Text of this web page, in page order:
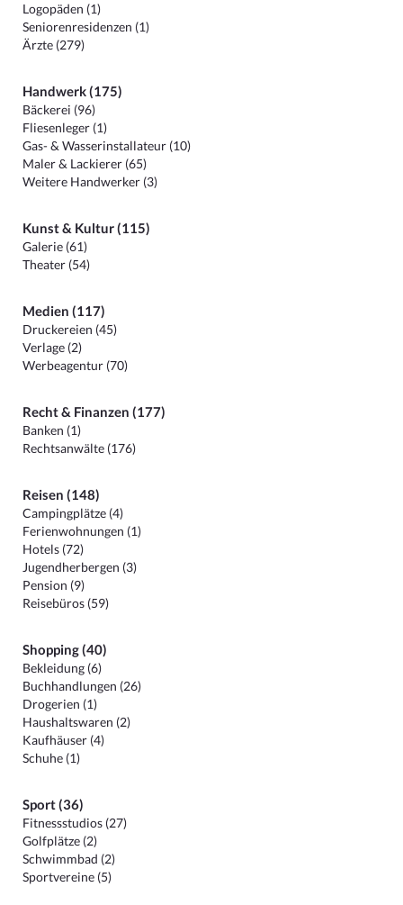
Logopäden (1)
Seniorenresidenzen (1)
Ärzte (279)
Handwerk (175)
Bäckerei (96)
Fliesenleger (1)
Gas- & Wasserinstallateur (10)
Maler & Lackierer (65)
Weitere Handwerker (3)
Kunst & Kultur (115)
Galerie (61)
Theater (54)
Medien (117)
Druckereien (45)
Verlage (2)
Werbeagentur (70)
Recht & Finanzen (177)
Banken (1)
Rechtsanwälte (176)
Reisen (148)
Campingplätze (4)
Ferienwohnungen (1)
Hotels (72)
Jugendherbergen (3)
Pension (9)
Reisebüros (59)
Shopping (40)
Bekleidung (6)
Buchhandlungen (26)
Drogerien (1)
Haushaltswaren (2)
Kaufhäuser (4)
Schuhe (1)
Sport (36)
Fitnessstudios (27)
Golfplätze (2)
Schwimmbad (2)
Sportvereine (5)